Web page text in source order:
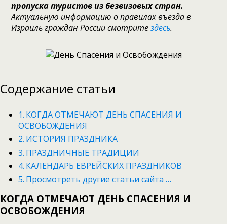
пропуска туристов из безвизовых стран.
Актуальную информацию о правилах въезда в
Израиль граждан России смотритездесь.
Содержание статьи
КОГДА ОТМЕЧАЮТ ДЕНЬ СПАСЕНИЯ И
ОСВОБОЖДЕНИЯ
ИСТОРИЯ ПРАЗДНИКА
ПРАЗДНИЧНЫЕ ТРАДИЦИИ
КАЛЕНДАРЬ ЕВРЕЙСКИХ ПРАЗДНИКОВ
Просмотреть другие статьи сайта …
КОГДА ОТМЕЧАЮТ ДЕНЬ СПАСЕНИЯ И
ОСВОБОЖДЕНИЯ